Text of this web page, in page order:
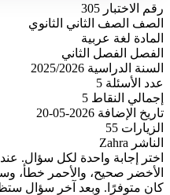
رقم الاختبار 305
الصف
الصف الثاني الثانوي
المادة لغة عربية
الفصل
الفصل الثاني
السنة الدراسية 2025/2026
عدد الأسئلة 5
إجمالي النقاط 5
تاريخ الإضافة 2026-05-20
الزيارات 55
الناشر Zahra
اختر إجابة واحدة لكل سؤال. عند
الأخضر صحيح، والأحمر خطأ،
كان متوفرًا. وبعد آخر سؤال ستظهر